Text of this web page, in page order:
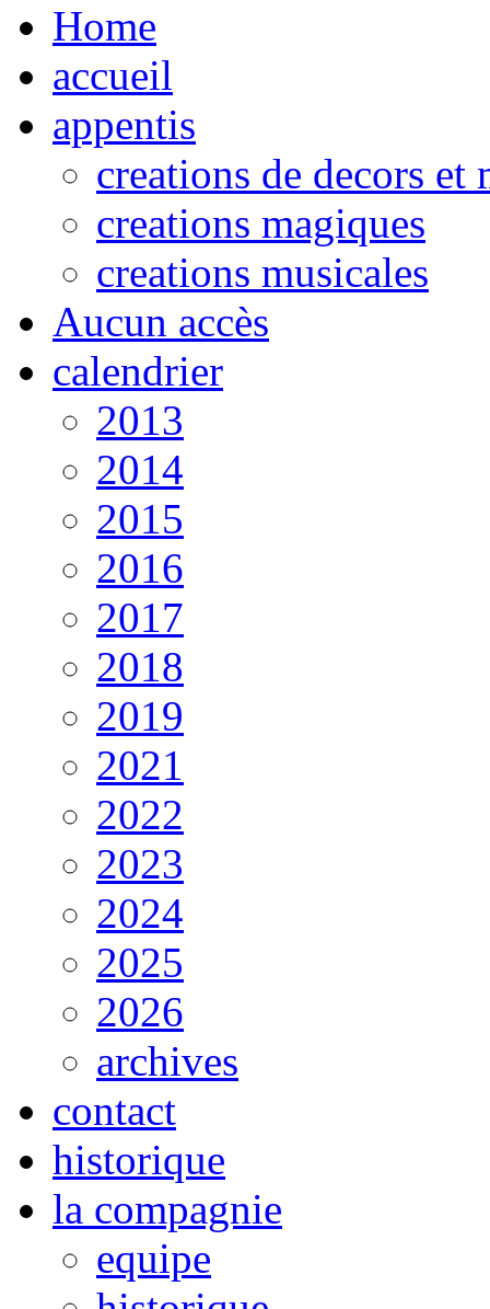
Home
accueil
appentis
creations de decors et
creations magiques
creations musicales
Aucun accès
calendrier
2013
2014
2015
2016
2017
2018
2019
2021
2022
2023
2024
2025
2026
archives
contact
historique
la compagnie
equipe